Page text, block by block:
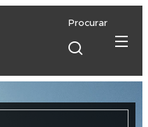
Procurar